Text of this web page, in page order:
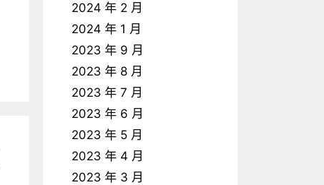
2024 年 2 月
2024 年 1 月
2023 年 9 月
2023 年 8 月
2023 年 7 月
2023 年 6 月
2023 年 5 月
2023 年 4 月
2023 年 3 月